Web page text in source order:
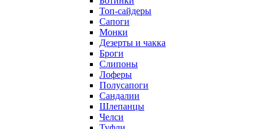
Топ-сайдеры
Сапоги
Монки
Дезерты и чакка
Броги
Слипоны
Лоферы
Полусапоги
Сандалии
Шлепанцы
Челси